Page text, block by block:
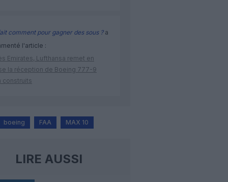
comment pour gagner des sous ?a
l'article :
Emirates, Lufthansa remet en
la réception de Boeing 777-9
construits
boeing FAA MAX 10
LIRE AUSSI